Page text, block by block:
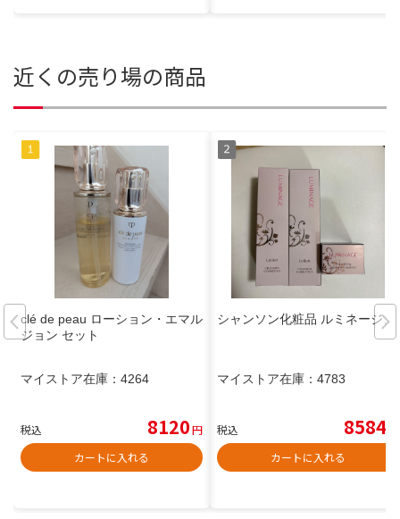
近くの売り場の商品
clé de peau ローション・エマル
ジョン セット
マイストア在庫： 4264
税込 8120円
カートに入れる
シャンソン化粧品 ルミネージュ
マイストア在庫： 4783
税込 8584
カートに入れる